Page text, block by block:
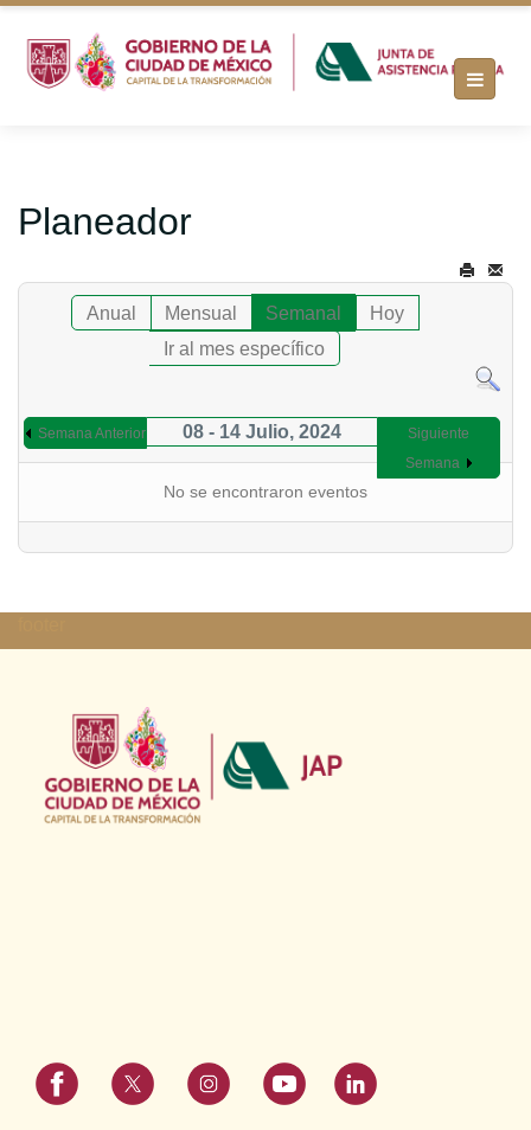
Planeador
Anual Mensual Semanal
Hoy
Ir al mes específico
Semana Anterior 08 - 14 Julio, 2024
Siguiente
Semana
No se encontraron eventos